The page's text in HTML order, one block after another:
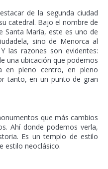
de la segunda ciudad
catedral. Bajo el nombre de
Santa María, este es uno de
sino de Menorca al
las razones son evidentes:
una ubicación que podemos
en pleno centro, en pleno
tanto, en un punto de gran
que más cambios
Ahí donde podemos verla,
Es un templo de estilo
estilo neoclásico.